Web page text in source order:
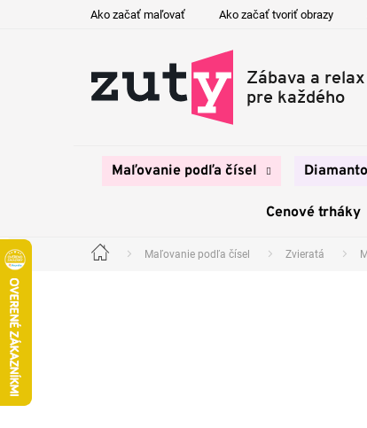
Ako začať maľovať Ako začať tvoriť obrazy
Maľovanie podľa čísel
Cenové trháky
Domov Maľovanie podľa čísel Zvieratá